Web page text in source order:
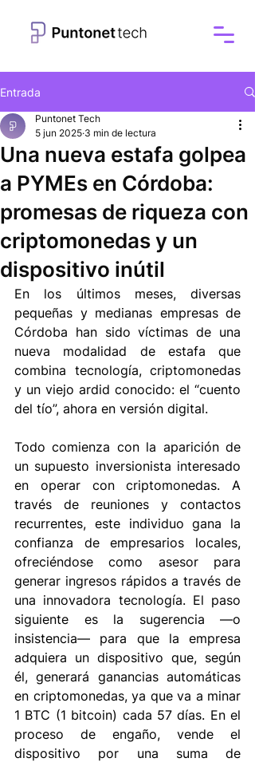
Entrada
Una nueva estafa golpea
a PYMEs en Córdoba:
promesas de riqueza con
criptomonedas y un
dispositivo inútil
Puntonet Tech
5 jun 2025 3 min de lectura
En los últimos meses, diversas
pequeñas y medianas empresas de
Córdoba han sido víctimas de una
nueva modalidad de estafa que
combina tecnología, criptomonedas
y un viejo ardid conocido: el “cuento
del tío”, ahora en versión digital.
Todo comienza con la aparición de
un supuesto inversionista interesado
en operar con criptomonedas. A
través de reuniones y contactos
recurrentes, este individuo gana la
confianza de empresarios locales,
ofreciéndose como asesor para
generar ingresos rápidos a través de
una innovadora tecnología. El paso
siguiente es la sugerencia —o
insistencia— para que la empresa
adquiera un dispositivo que, según
él, generará ganancias automáticas
en criptomonedas, ya que va a minar
1 BTC (1 bitcoin) cada 57 días. En el
proceso de engaño, vende el
dispositivo por una suma de